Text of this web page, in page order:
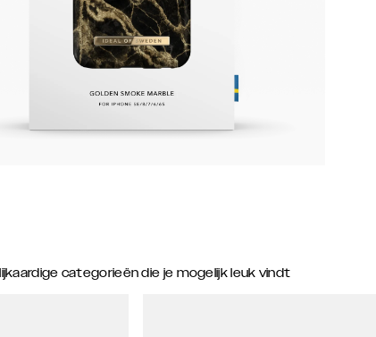
categorieën die je mogelijk leuk vindt